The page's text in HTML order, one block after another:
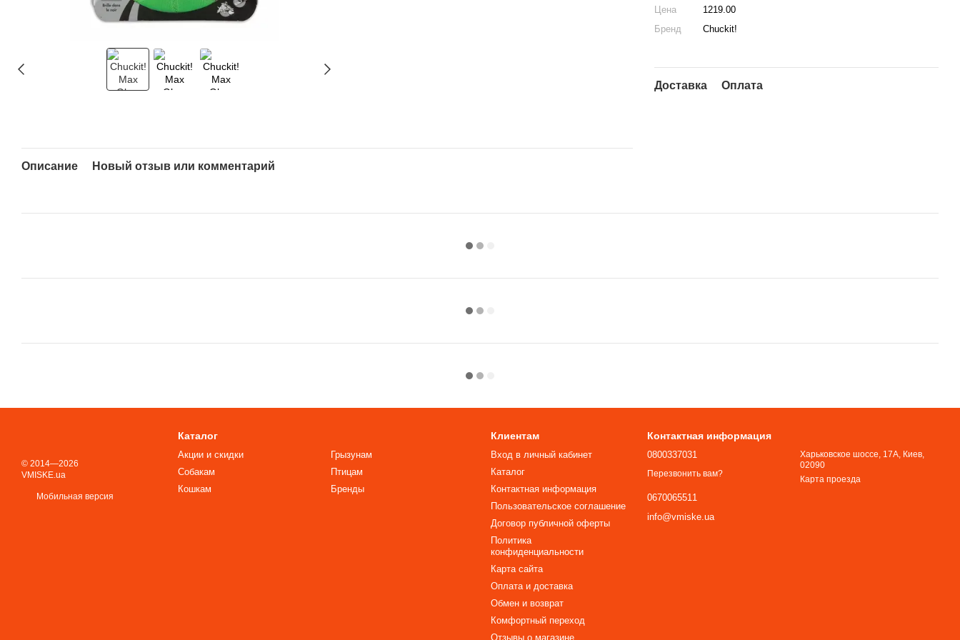
Цена
1219.00
Бренд
Chuckit!
Доставка Оплата
Описание Новый отзыв или комментарий
© 2014—2026
VMISKE.ua
Мобильная версия
Каталог
Акции и скидки
Собакам
Кошкам
Грызунам
Птицам
Бренды
Клиентам
Вход в личный кабинет
Каталог
Контактная информация
Пользовательское соглашение
Договор публичной оферты
Политика
конфиденциальности
Карта сайта
Оплата и доставка
Обмен и возврат
Комфортный переход
Отзывы о магазине
Контактная информация
0800337031
Перезвонить вам?
0670065511
info@vmiske.ua
Харьковское шоссе, 17А, Киев,
02090
Карта проезда